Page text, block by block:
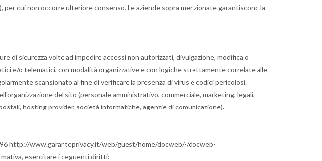
), per cui non occorre ulteriore consenso. Le aziende sopra menzionate garantiscono la
sicurezza volte ad impedire accessi non autorizzati, divulgazione, modifica o
e/o telematici, con modalità organizzative e con logiche strettamente correlate alle
scansionato al fine di verificare la presenza di virus e codici pericolosi.
del sito (personale amministrativo, commerciale, marketing, legali,
hosting provider, società informatiche, agenzie di comunicazione).
http://www.garanteprivacy.it/web/guest/home/docweb/-/docweb-
esercitare i deguenti diritti: